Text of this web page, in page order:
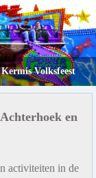
Kermis Volksfeest
en
activiteiten in de